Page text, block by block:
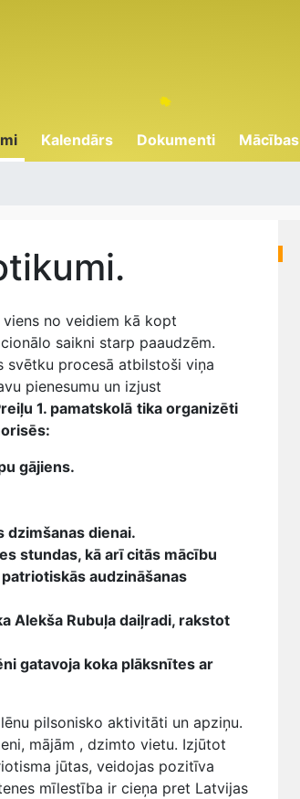
Kalendārs Dokumenti Mācības
no veidiem kā kopt
saikni starp paaudzēm.
svētku procesā atbilstoši viņa
pienesumu un izjust
1. pamatskolā tika organizēti
gājiens.
dzimšanas dienai.
stundas, kā arī citās mācību
audzināšanas
Alekša Rubuļa daiļradi, rakstot
gatavoja koka plāksnītes ar
pilsonisko aktivitāti un apziņu.
mājām , dzimto vietu. Izjūtot
jūtas, veidojas pozitīva
mīlestība ir cieņa pret Latvijas